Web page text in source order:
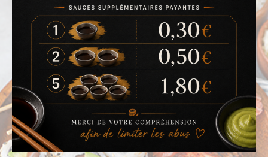
LA CARTE
VOTRE COMPTE
NOTRE RESTAURANT
VOS AVIS
MENTIONS LÉGALES
C.G.V